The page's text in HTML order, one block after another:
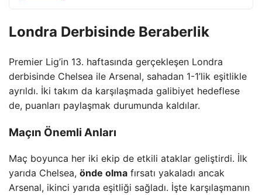
Londra Derbisinde Beraberlik
Premier Lig’in 13. haftasında gerçekleşen Londra
derbisinde Chelsea ile Arsenal, sahadan 1-1’lik eşitlikle
ayrıldı. İki takım da karşılaşmada galibiyet hedeflese
de, puanları paylaşmak durumunda kaldılar.
Maçın Önemli Anları
Maç boyunca her iki ekip de etkili ataklar geliştirdi. İlk
yarıda Chelsea, önde olma fırsatı yakaladı ancak
Arsenal, ikinci yarıda eşitliği sağladı. İşte karşılaşmanın